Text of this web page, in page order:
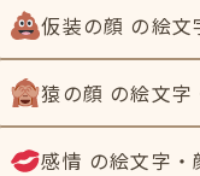
仮装の顔 の絵文
猿の顔 の絵文字
感情 の絵文字・